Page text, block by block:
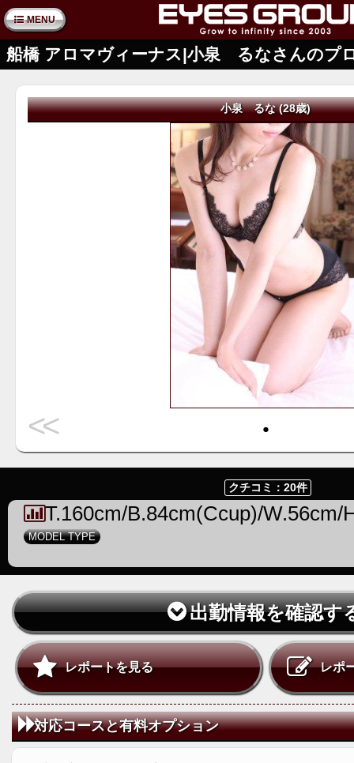
MENU
船橋 アロマヴィーナス|小泉 るなさんのプ
小泉 るな (28歳)
<< ・
クチコミ：20件
T.160cm/B.84cm(Ccup)/W.56cm/
MODEL TYPE
出勤情報を確認す
レポートを見る レポ
対応コースと有料オプション